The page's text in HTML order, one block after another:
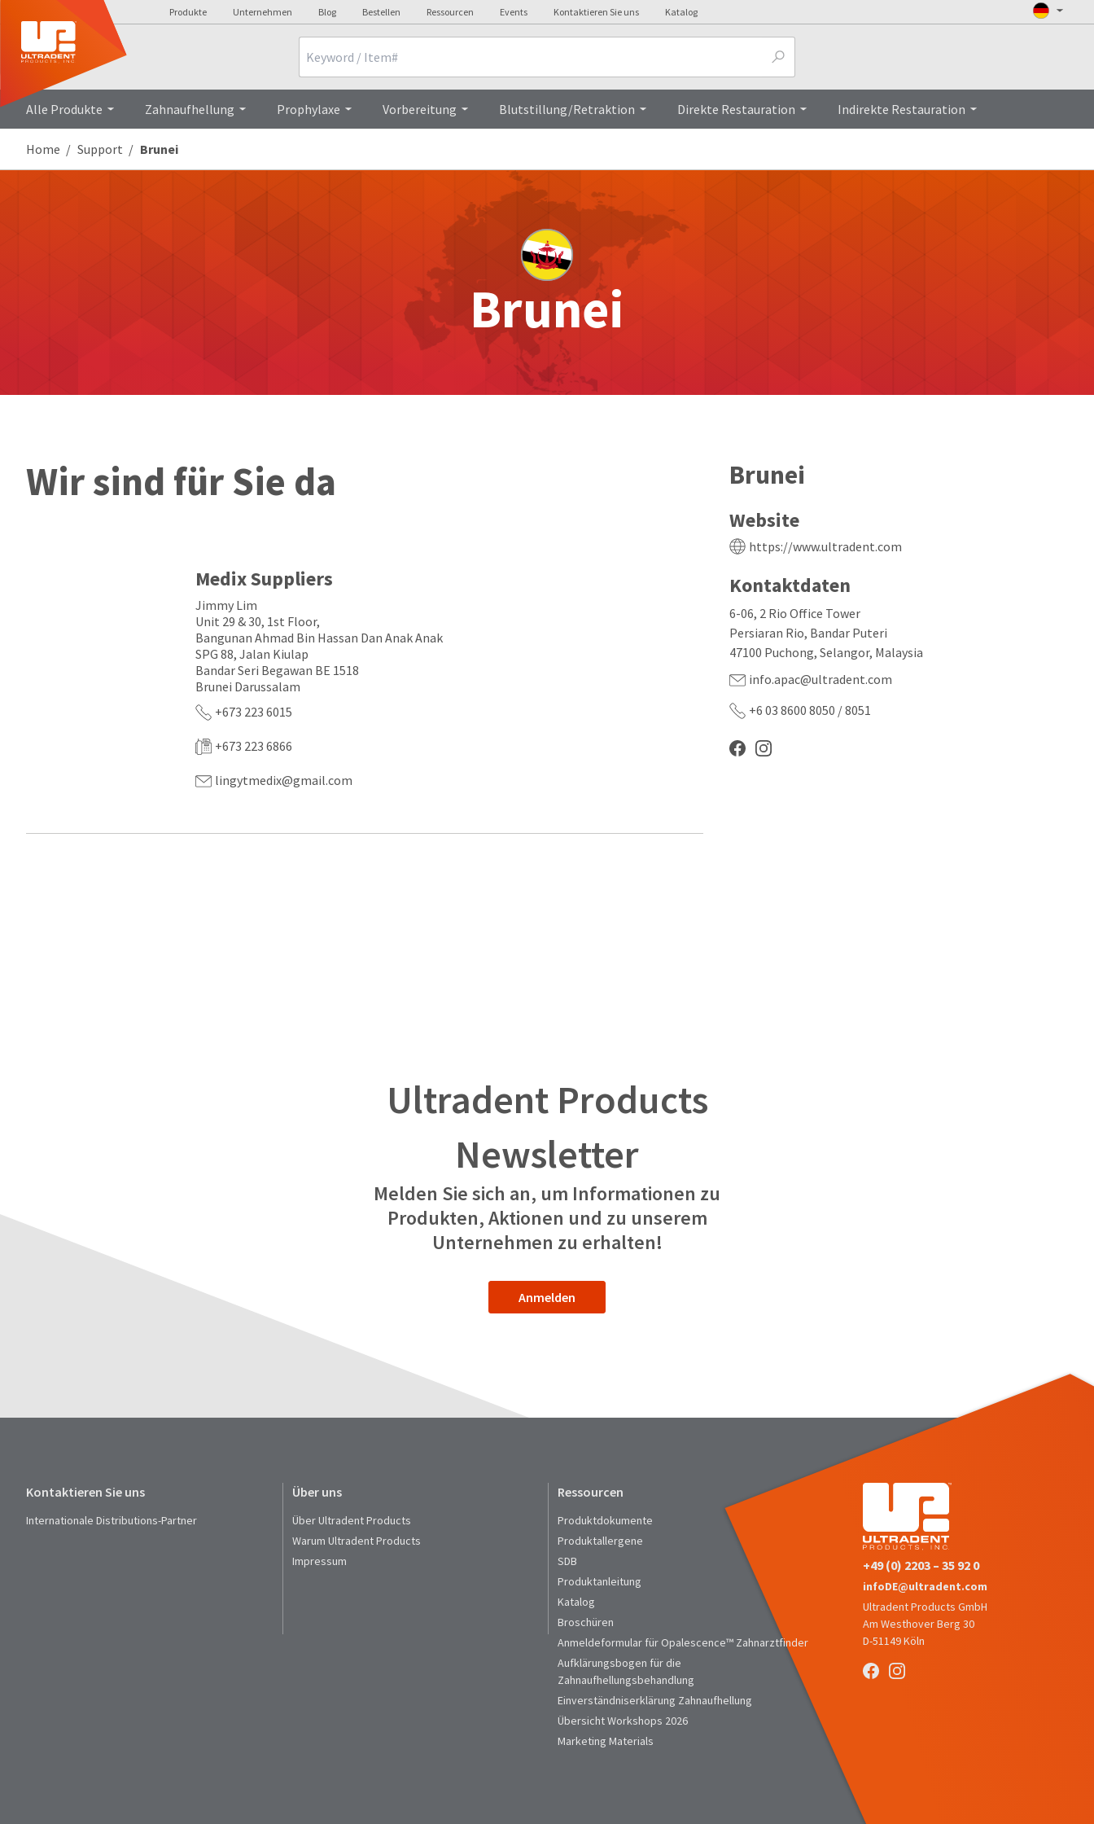
Produkte Unternehmen Blog Bestellen Ressourcen Events Kontaktieren Sie uns Katalog
Alle Produkte Zahnaufhellung Prophylaxe Vorbereitung Blutstillung/Retraktion Direkte Restauration Indirekte Restauration
Home Support Brunei
Brunei
Brunei
Website
https://www.ultradent.com
Kontaktdaten
6-06, 2 Rio Office Tower
Persiaran Rio, Bandar Puteri
47100 Puchong, Selangor, Malaysia
info.apac@ultradent.com
+6 03 8600 8050 / 8051
Wir sind für Sie da
Medix Suppliers
Jimmy Lim
Unit 29 & 30, 1st Floor,
Bangunan Ahmad Bin Hassan Dan Anak Anak
SPG 88, Jalan Kiulap
Bandar Seri Begawan BE 1518
Brunei Darussalam
+673 223 6015
+673 223 6866
lingytmedix@gmail.com
Ultradent Products
Newsletter
Melden Sie sich an, um Informationen zu
Produkten, Aktionen und zu unserem
Unternehmen zu erhalten!
Anmelden
Kontaktieren Sie uns
Internationale Distributions-Partner
Über uns
Über Ultradent Products
Warum Ultradent Products
Impressum
Ressourcen
Produktdokumente
Produktallergene
SDB
Produktanleitung
Katalog
Broschüren
Anmeldeformular für Opalescence™ Zahnarztfinder
Aufklärungsbogen für die
Zahnaufhellungsbehandlung
Einverständniserklärung Zahnaufhellung
Übersicht Workshops 2026
Marketing Materials
+49 (0) 2203 – 35 92 0
infoDE@ultradent.com
Ultradent Products GmbH
Am Westhover Berg 30
D-51149 Köln